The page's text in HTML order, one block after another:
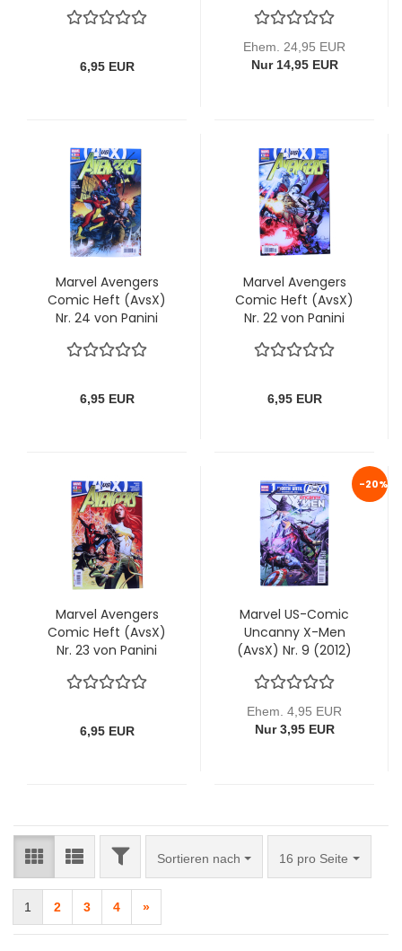
6,95 EUR
Ehem. 24,95 EUR
Nur 14,95 EUR
Marvel Avengers
Comic Heft (AvsX)
Nr. 24 von Panini
6,95 EUR
Marvel Avengers
Comic Heft (AvsX)
Nr. 22 von Panini
6,95 EUR
Marvel Avengers
Comic Heft (AvsX)
Nr. 23 von Panini
6,95 EUR
-20%
Marvel US-Comic
Uncanny X-Men
(AvsX) Nr. 9 (2012)
Ehem. 4,95 EUR
Nur 3,95 EUR
FILTERSortieren nach
Sortieren nach 16 pro Seite
pro Seite
1 2 3 4 »